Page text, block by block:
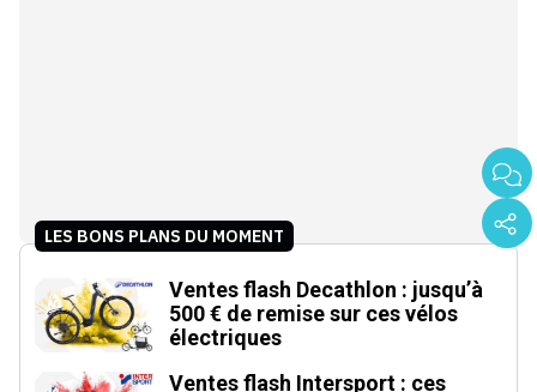
LES BONS PLANS DU MOMENT
Ventes flash Decathlon : jusqu’à
500 € de remise sur ces vélos
électriques
Ventes flash Intersport : ces